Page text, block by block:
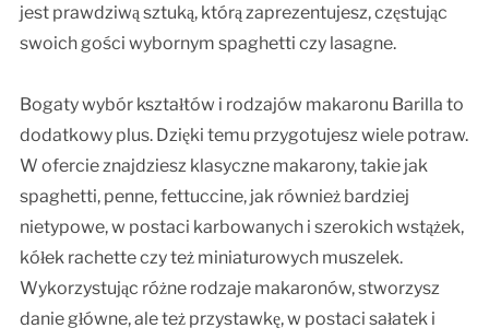
jest prawdziwą sztuką, którą zaprezentujesz, częstując
swoich gości wybornym spaghetti czy lasagne.
Bogaty wybór kształtów i rodzajów makaronu Barilla to
dodatkowy plus. Dzięki temu przygotujesz wiele potraw.
W ofercie znajdziesz klasyczne makarony, takie jak
spaghetti, penne, fettuccine, jak również bardziej
nietypowe, w postaci karbowanych i szerokich wstążek,
kółek rachette czy też miniaturowych muszelek.
Wykorzystując różne rodzaje makaronów, stworzysz
danie główne, ale też przystawkę, w postaci sałatek i